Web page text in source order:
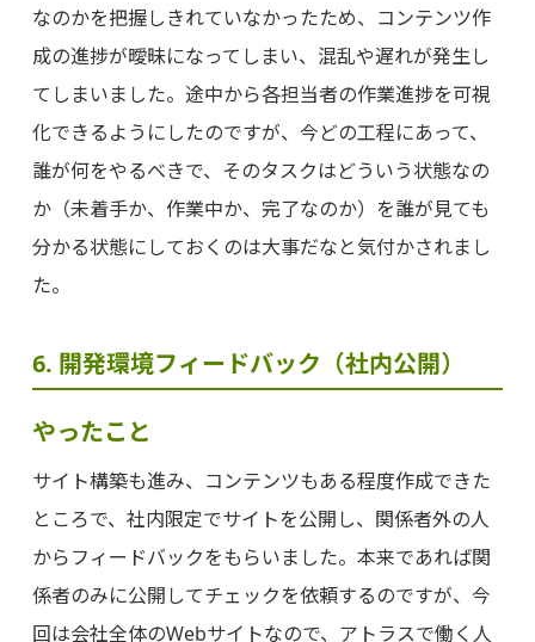
なのかを把握しきれていなかったため、コンテンツ作
成の進捗が曖昧になってしまい、混乱や遅れが発生し
てしまいました。途中から各担当者の作業進捗を可視
化できるようにしたのですが、今どの工程にあって、
誰が何をやるべきで、そのタスクはどういう状態なの
か（未着手か、作業中か、完了なのか）を誰が見ても
分かる状態にしておくのは大事だなと気付かされまし
た。
6. 開発環境フィードバック（社内公開）
やったこと
サイト構築も進み、コンテンツもある程度作成できた
ところで、社内限定でサイトを公開し、関係者外の人
からフィードバックをもらいました。本来であれば関
係者のみに公開してチェックを依頼するのですが、今
回は会社全体のWebサイトなので、アトラスで働く人